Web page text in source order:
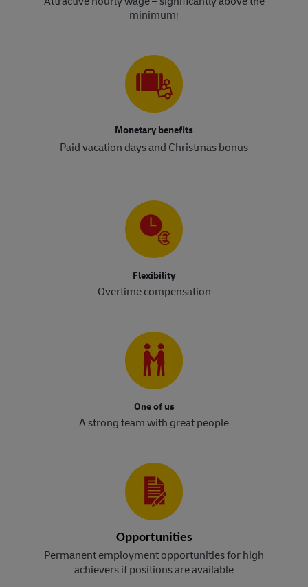
minimum!​​​​​​​
Monetary benefits
Paid vacation days and Christmas bonus
Flexibility
Overtime compensation
One of us
A strong team with great people
Opportunities
Permanent employment opportunities for high
achievers if positions are available